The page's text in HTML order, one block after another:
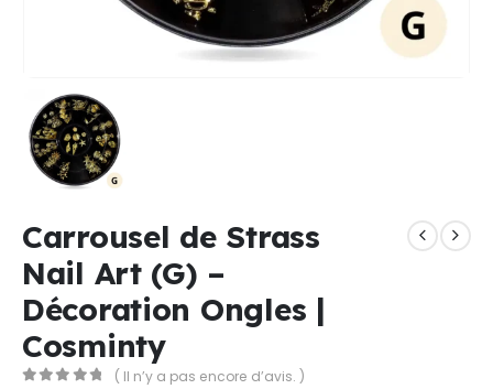
Carrousel de Strass
Nail Art (G) –
Décoration Ongles |
Cosminty
( Il n’y a pas encore d’avis. )